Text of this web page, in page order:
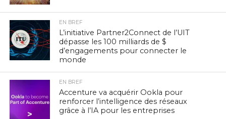
EN BREF
L’initiative Partner2Connect de l’UIT
dépasse les 100 milliards de $
d’engagements pour connecter le
monde
EN BREF
Accenture va acquérir Ookla pour
renforcer l’intelligence des réseaux
grâce à l’IA pour les entreprises